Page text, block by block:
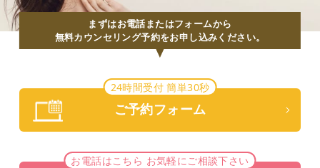
まずはお電話またはフォームから
無料カウンセリング予約をお申し込みください。
24時間受付 簡単30秒
ご予約フォーム
お電話はこちら お気軽にご相談下さい